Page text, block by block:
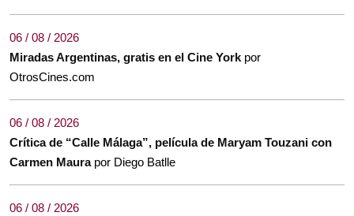
06 / 08 / 2026
Miradas Argentinas, gratis en el Cine York por
OtrosCines.com
06 / 08 / 2026
Crítica de “Calle Málaga”, película de Maryam Touzani con
Carmen Maura por Diego Batlle
06 / 08 / 2026